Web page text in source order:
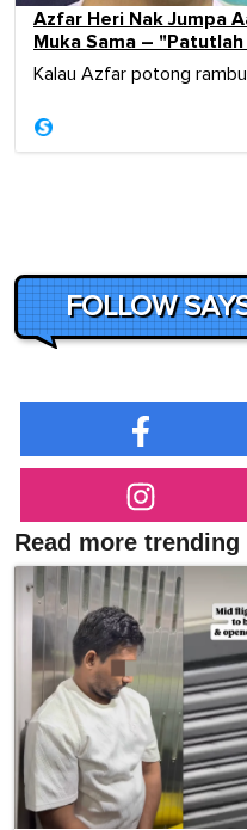
Azfar Heri Nak Jumpa
Muka Sama –
Kalau Azfar potong
FOLLOW
Read more